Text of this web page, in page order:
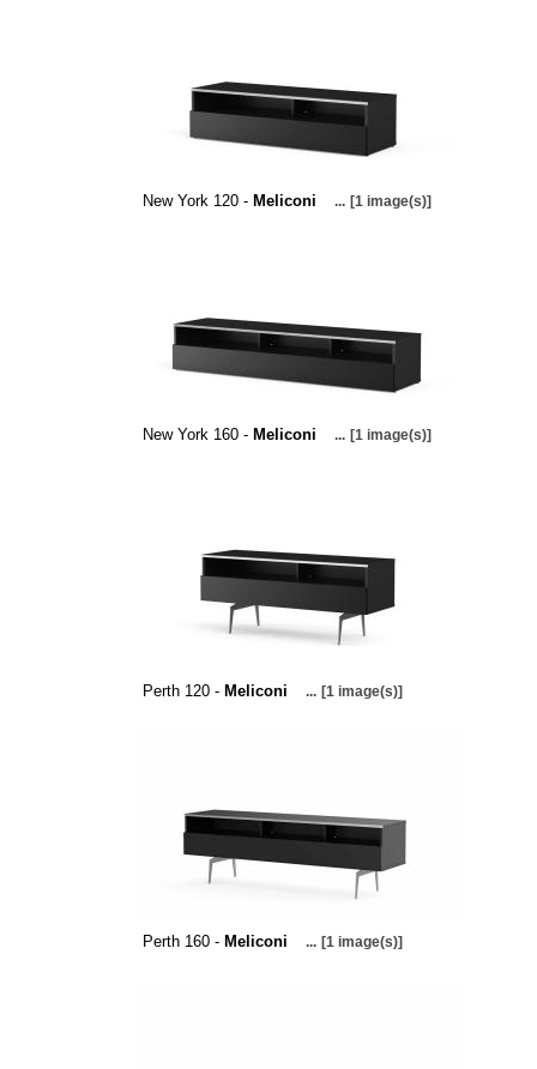
New York 120 - Meliconi ... [1 image(s)]
New York 160 - Meliconi ... [1 image(s)]
Perth 120 - Meliconi ... [1 image(s)]
Perth 160 - Meliconi ... [1 image(s)]